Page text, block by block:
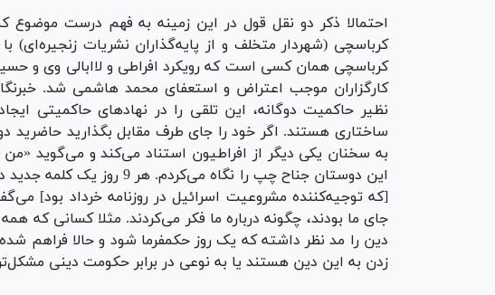
احتمالا ذکر دو نقل قول در این زمینه به فهم درست
کرباسچی همان کسی است که رویکرد افراطی و لاابالی وی و
کارگزاران موجب اعتراض و استعفای محمد هاشمی شد.
نظیر حاکمیت دوگانه، این تلقی را در نهادهای حاکمیتی
ساختاری هستند. اگر خود را جای طرف مقابل بگذارید حاضرید
به سخنان یکی دیگر از افراطیون استناد می‌کند و می‌گوید «من
این دوستان جناح چپ را نگاه
[که توجیه‌کننده مشروعیت اسرائیل در روزنامه خرداد بود]
جای ما بودند، چگونه درباره ما فکر می‌کردند. مثلا کسانی که
دین را مد نظر داشته که یک روز حکمفرما شود و حالا فراهم
زدن به این دین هستند یا به نوعی در برابر حکومت دینی